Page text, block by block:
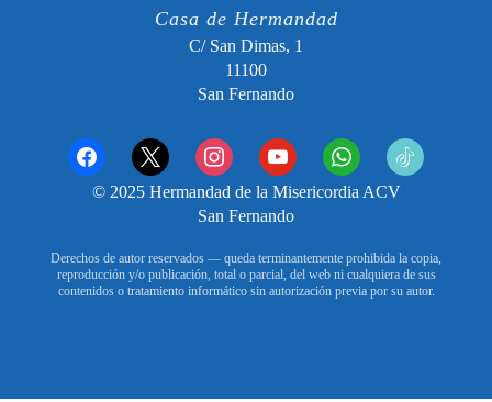
Casa de Hermandad
C/ San Dimas, 1
11100
San Fernando
facebook x instagramyoutube whatsapp tiktok2
© 2025 Hermandad de la Misericordia ACV
San Fernando
Derechos de autor reservados — queda terminantemente prohibida la copia,
reproducción y/o publicación, total o parcial, del web ni cualquiera de sus
contenidos o tratamiento informático sin autorización previa por su autor.